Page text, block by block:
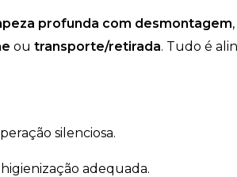
profunda com desmontagem,
ou transporte/retirada. Tudo é
silenciosa.
adequada.